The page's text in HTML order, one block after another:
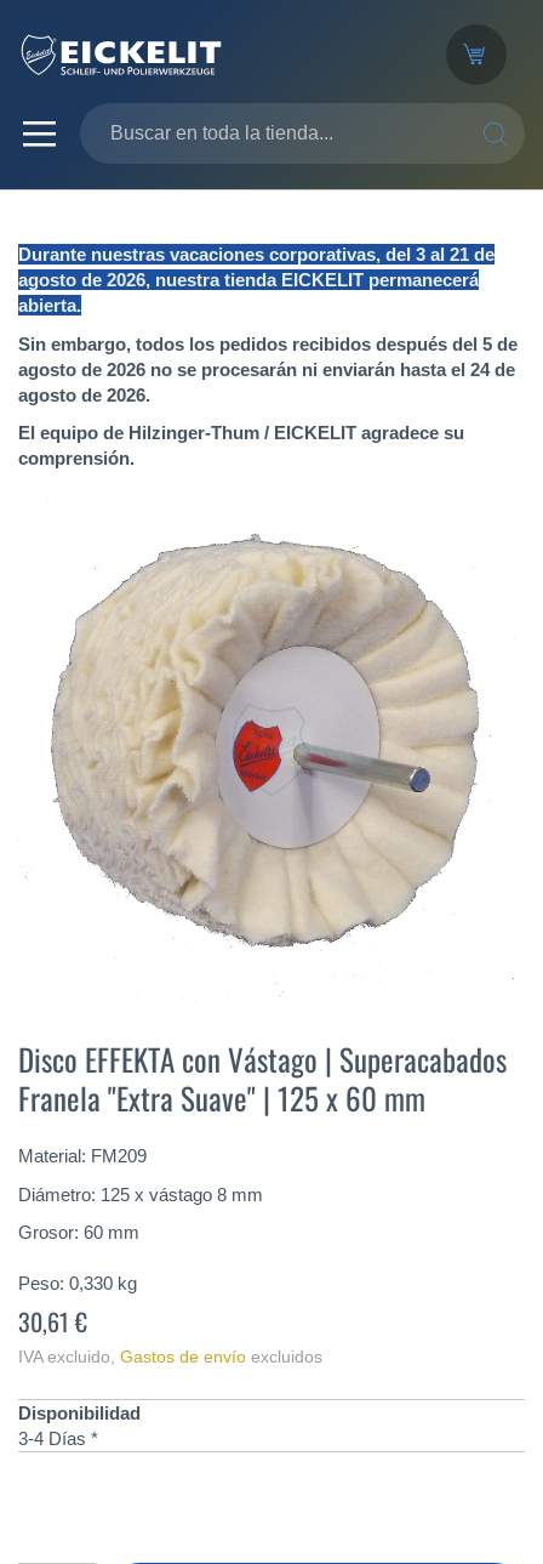
Durante nuestras vacaciones corporativas, del 3 al 21 de
agosto de 2026, nuestra tienda EICKELIT permanecerá
abierta.
Sin embargo, todos los pedidos recibidos después del 5 de
agosto de 2026 no se procesarán ni enviarán hasta el 24 de
agosto de 2026.
El equipo de Hilzinger-Thum / EICKELIT agradece su
comprensión.
imágenes
comienzo
de
la
de
imágenes
Disco EFFEKTA con Vástago | Superacabados
Franela "Extra Suave" | 125 x 60 mm
Material: FM209
Diámetro: 125 x vástago 8 mm
Grosor: 60 mm
Peso: 0,330 kg
30,61 €
IVA excluido, Gastos de envío excluidos
Disponibilidad
3-4 Días *